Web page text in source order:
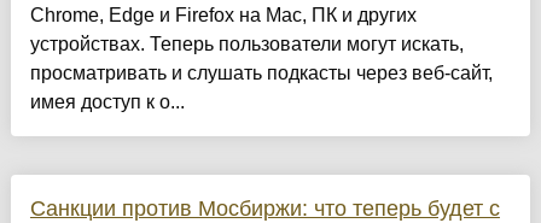
Chrome, Edge и Firefox на Mac, ПК и других
устройствах. Теперь пользователи могут искать,
просматривать и слушать подкасты через веб-сайт,
имея доступ к о...
Санкции против Мосбиржи: что теперь будет с